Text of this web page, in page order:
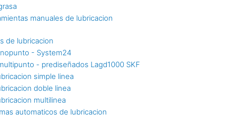
manuales de lubricacion
de lubricacion
- System24
- prediseñados Lagd1000 SKF
simple linea
doble linea
multilinea
automaticos de lubricacion